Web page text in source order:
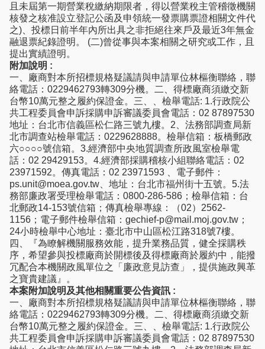
且未屆第一期營業稅繳納期限者，得以營業稅主管稽徵機關
核發之核准設立登記公函及申領統一發票購票證相關文件代
之)、投標日前半年內所出具之非拒絕往來戶及最近3年無金
融退票紀錄證明。 (二)曾從事與本案相關之研究或工作，且
提出實績證明。
附加說明 :
一、廠商對本所招標規格疑議請與申請單位林樞衡聯絡，聯
絡電話：0229462793轉309分機。二、得標廠商須繳交新
台幣10萬元整之履約保證金。三、、檢舉電話: 1.行政院公
共工程委員會申訴採購申訴審議委員會電話：02 87897530
地址：台北市信義區松仁路三號九樓。2、法務部調查局新
北市調查站檢舉電話：0229628888。檢舉信箱：板橋郵政
六○○○○號信箱。3.經濟部中央地質調查所政風室檢舉電
話：02 29429153。4.經濟部採購稽核小組聯絡電話：02
23971592。傳真電話：02 23971593 、電子郵件：
ps.unit@moea.gov.tw、地址：台北市福州街十五號。5.法
務部廉政署受理檢舉電話：0800-286-586；檢舉信箱：台
北郵政14-153號信箱；傳真檢舉專線：（02）2562-
1156；電子郵件檢舉信箱：gechief-p@mail.moj.gov.tw；
24小時檢舉中心地址：臺北市中山區松江路318號7樓。
四、『為瞭解機關服務效能，提升業務品質，健全採購秩
序，希望參與投標廠商於開標後及得標廠商於履約中，能撥
冗配合本機關政風單位之「廉政意見訪查」，提供施政興革
之寶貴建議』。
本案附加說明及其他相關重要公告資訊 :
一、廠商對本所招標規格疑議請與申請單位林樞衡聯絡，聯
絡電話：0229462793轉309分機。二、得標廠商須繳交新
台幣10萬元整之履約保證金。三、、檢舉電話: 1.行政院公
共工程委員會申訴採購申訴審議委員會電話：02 87897530